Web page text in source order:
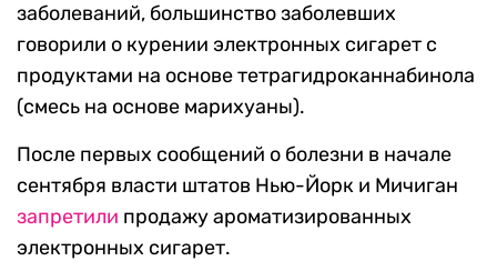
заболеваний, большинство заболевших
говорили о курении электронных сигарет с
продуктами на основе тетрагидроканнабинола
(смесь на основе марихуаны).
После первых сообщений о болезни в начале
сентября власти штатов Нью-Йорк и Мичиган
запретили продажу ароматизированных
электронных сигарет.